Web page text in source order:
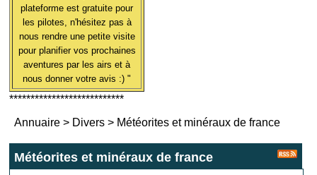
plateforme est gratuite pour
les pilotes, n'hésitez pas à
nous rendre une petite visite
pour planifier vos prochaines
aventures par les airs et à
nous donner votre avis :) "
***************************
Annuaire > Divers > Météorites et minéraux de france
Météorites et minéraux de france